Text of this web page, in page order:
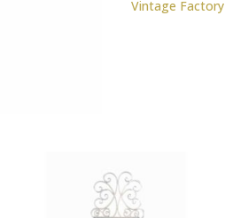
Vintage Factory